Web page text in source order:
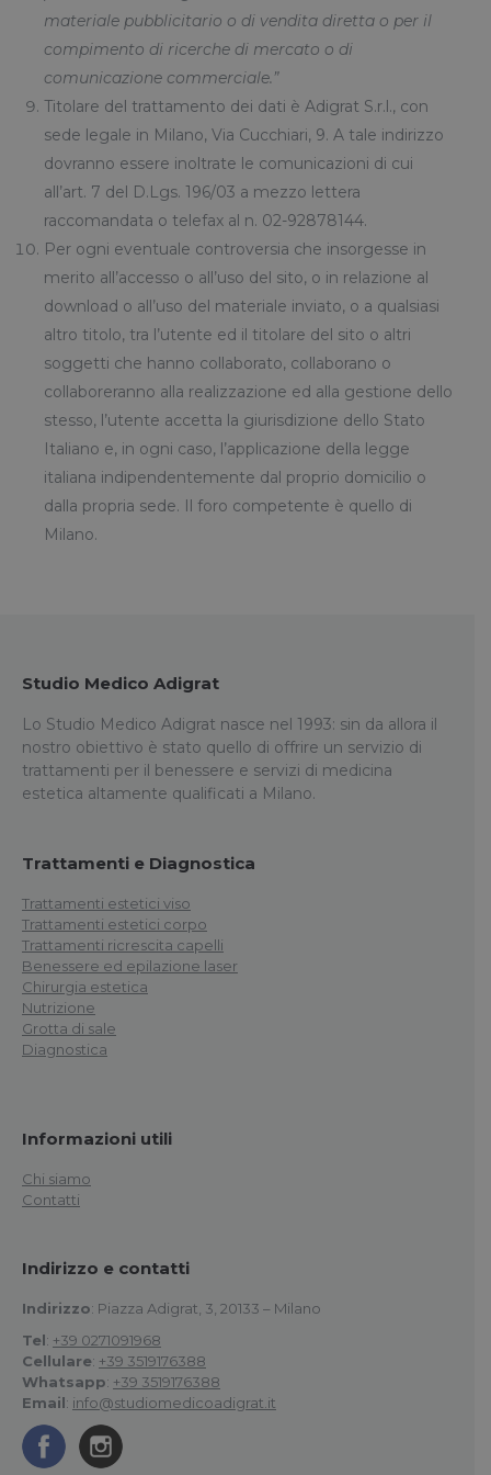
materiale pubblicitario o di vendita diretta o per il
compimento di ricerche di mercato o di
comunicazione commerciale.”
Titolare del trattamento dei dati è Adigrat S.r.l., con
sede legale in Milano, Via Cucchiari, 9. A tale indirizzo
dovranno essere inoltrate le comunicazioni di cui
all’art. 7 del D.Lgs. 196/03 a mezzo lettera
raccomandata o telefax al n. 02-92878144.
Per ogni eventuale controversia che insorgesse in
merito all’accesso o all’uso del sito, o in relazione al
download o all’uso del materiale inviato, o a qualsiasi
altro titolo, tra l’utente ed il titolare del sito o altri
soggetti che hanno collaborato, collaborano o
collaboreranno alla realizzazione ed alla gestione dello
stesso, l’utente accetta la giurisdizione dello Stato
Italiano e, in ogni caso, l’applicazione della legge
italiana indipendentemente dal proprio domicilio o
dalla propria sede. Il foro competente è quello di
Milano.
Studio Medico Adigrat
Lo Studio Medico Adigrat nasce nel 1993: sin da allora il
nostro obiettivo è stato quello di offrire un servizio di
trattamenti per il benessere e servizi di medicina
estetica altamente qualificati a Milano.
Trattamenti e Diagnostica
Trattamenti estetici viso
Trattamenti estetici corpo
Trattamenti ricrescita capelli
Benessere ed epilazione laser
Chirurgia estetica
Nutrizione
Grotta di sale
Diagnostica
Informazioni utili
Chi siamo
Contatti
Indirizzo e contatti
Indirizzo: Piazza Adigrat, 3, 20133 – Milano
Tel: +39 0271091968
Cellulare: +39 3519176388
Whatsapp: +39 3519176388
Email: info@studiomedicoadigrat.it